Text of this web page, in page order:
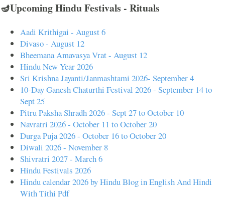
🪔Upcoming Hindu Festivals - Rituals
Aadi Krithigai - August 6
Divaso - August 12
Bheemana Amavasya Vrat - August 12
Hindu New Year 2026
Sri Krishna Jayanti/Janmashtami 2026- September 4
10-Day Ganesh Chaturthi Festival 2026 - September 14 to
Sept 25
Pitru Paksha Shradh 2026 - Sept 27 to October 10
Navratri 2026 - October 11 to October 20
Durga Puja 2026 - October 16 to October 20
Diwali 2026 - November 8
Shivratri 2027 - March 6
Hindu Festivals 2026
Hindu calendar 2026 by Hindu Blog in English And Hindi
With Tithi Pdf